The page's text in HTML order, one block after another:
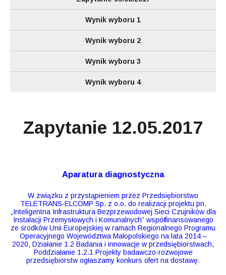
Wynik wyboru 1
Wynik wyboru 2
Wynik wyboru 3
Wynik wyboru 4
Zapytanie 12.05.2017
Aparatura diagnostyczna
W związku z przystąpieniem przez Przedsiębiorstwo
TELETRANS-ELCOMP Sp. z o.o. do realizacji projektu pn.
„Inteligentna Infrastruktura Bezprzewodowej Sieci Czujników dla
Instalacji Przemysłowych i Komunalnych” współfinansowanego
ze środków Unii Europejskiej w ramach Regionalnego Programu
Operacyjnego Województwa Małopolskiego na lata 2014 –
2020, Działanie 1.2 Badania i innowacje w przedsiębiorstwach,
Poddziałanie 1.2.1 Projekty badawczo-rozwojowe
przedsiębiorstw ogłaszamy konkurs ofert na dostawę: